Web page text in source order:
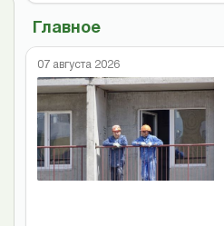
Главное
07 августа 2026